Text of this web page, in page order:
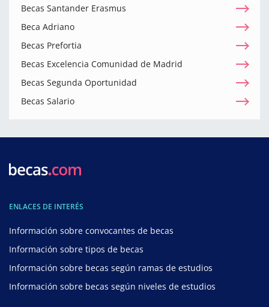
Becas Santander Erasmus
Beca Adriano
Becas Prefortia
Becas Excelencia Comunidad de Madrid
Becas Segunda Oportunidad
Becas Salario
ENLACES DE INTERÉS
Información sobre convocantes de becas
Información sobre tipos de becas
Información sobre becas según ramas de estudios
Información sobre becas según niveles de estudios